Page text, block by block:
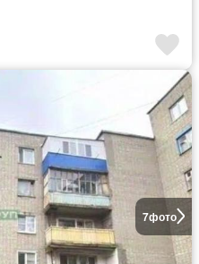
7фото